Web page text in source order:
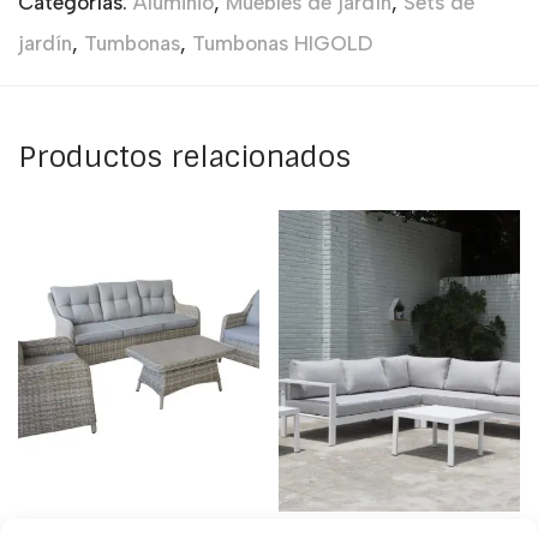
jardín, Tumbonas, Tumbonas HIGOLD
Productos relacionados